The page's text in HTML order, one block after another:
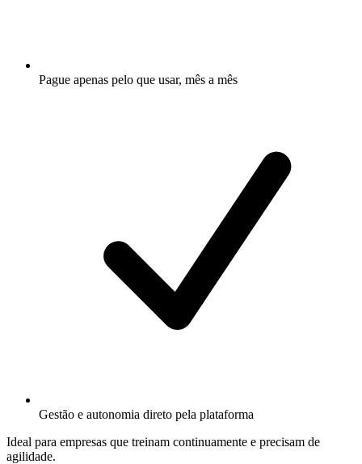
Pague apenas pelo que usar, mês a mês
Gestão e autonomia direto pela plataforma
Ideal para empresas que treinam continuamente e precisam de
agilidade.